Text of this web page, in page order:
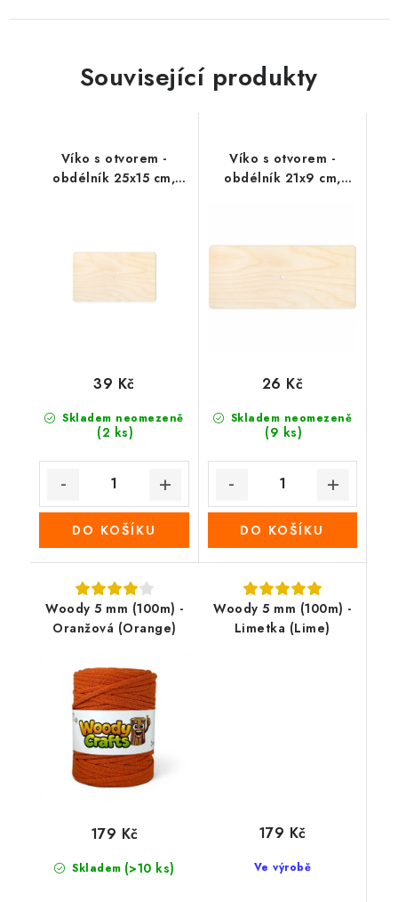
Související produkty
Víko s otvorem -
obdélník 25x15 cm,
Skladem neomezeně
(2 ks)
39 Kč
DO KOŠÍKU
Víko s otvorem -
obdélník 21x9 cm,
Skladem neomezeně
(9 ks)
26 Kč
DO KOŠÍKU
Woody 5 mm (100m) -
Oranžová (Orange)
Skladem (>10 ks)
179 Kč
Woody 5 mm (100m) -
Limetka (Lime)
Ve výrobě
179 Kč